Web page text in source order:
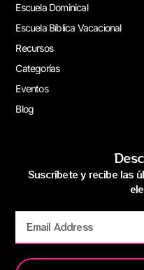
Escuela Dominical
Escuela Bíblica Vacacional
Recursos
Categorías
Eventos
Blog
Suscríbete y recibe las